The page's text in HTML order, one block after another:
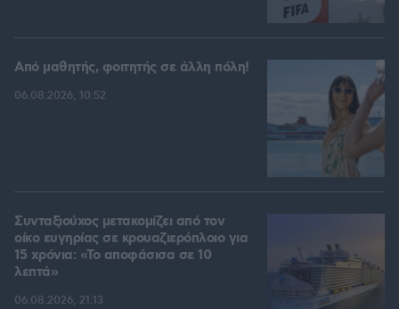
Από μαθητής, φοιτητής σε άλλη πόλη!
06.08.2026, 10:52
Συνταξιούχος μετακομίζει από τον
οίκο ευγηρίας σε κρουαζιερόπλοιο για
15 χρόνια: «Το αποφάσισα σε 10
λεπτά»
06.08.2026, 21:13